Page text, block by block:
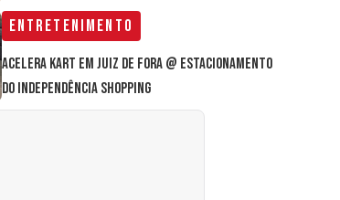
Entretenimento
Acelera Kart em Juiz de Fora @ estacionamento
do Independência Shopping